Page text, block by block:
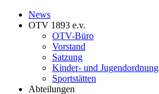
News
OTV 1893 e.v.
OTV-Büro
Vorstand
Satzung
Kinder- und Jugendordnung
Sportstätten
Abteilungen